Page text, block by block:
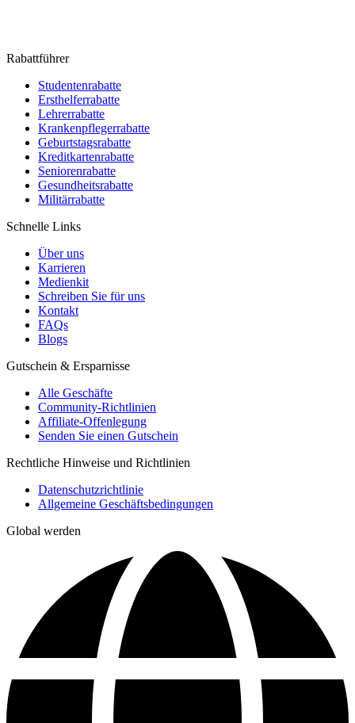
Rabattführer
Studentenrabatte
Ersthelferrabatte
Lehrerrabatte
Krankenpflegerrabatte
Geburtstagsrabatte
Kreditkartenrabatte
Seniorenrabatte
Gesundheitsrabatte
Militärrabatte
Schnelle Links
Über uns
Karrieren
Medienkit
Schreiben Sie für uns
Kontakt
FAQs
Blogs
Gutschein & Ersparnisse
Alle Geschäfte
Community-Richtlinien
Affiliate-Offenlegung
Senden Sie einen Gutschein
Rechtliche Hinweise und Richtlinien
Datenschutzrichtlinie
Allgemeine Geschäftsbedingungen
Global werden